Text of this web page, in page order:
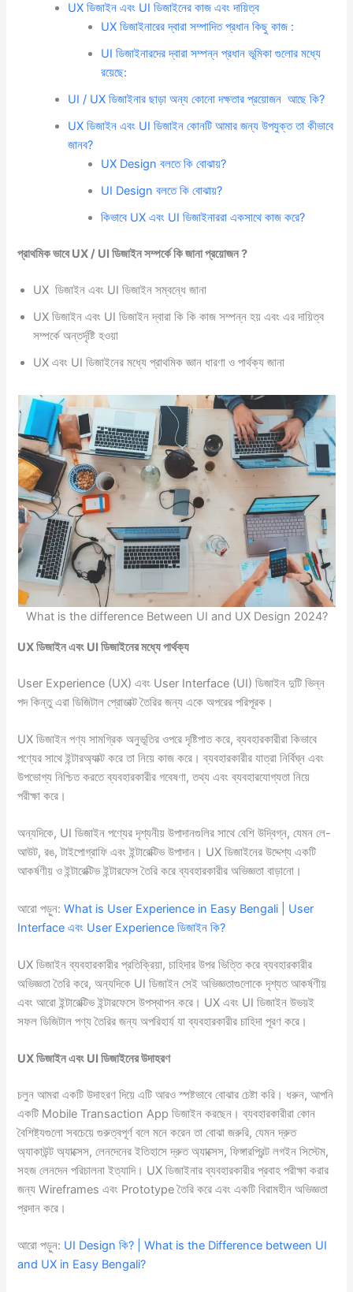
UX ডিজাইন এবং UI ডিজাইনের কাজ এবং দায়িত্ব
UX ডিজাইনারের দ্বারা সম্পাদিত প্রধান কিছু কাজ :
UI ডিজাইনারদের দ্বারা সম্পন্ন প্রধান ভূমিকা গুলোর মধ্যে
রয়েছে:
UI / UX ডিজাইনার ছাড়া অন্য কোনো দক্ষতার প্রয়োজন আছে কি?
UX ডিজাইন এবং UI ডিজাইন কোনটি আমার জন্য উপযুক্ত তা কীভাবে
জানব?
UX Design বলতে কি বোঝায়?
UI Design বলতে কি বোঝায়?
কিভাবে UX এবং UI ডিজাইনাররা একসাথে কাজ করে?
প্রাথমিক ভাবে UX / UI ডিজাইন সম্পর্কে কি জানা প্রয়োজন ?
UX ডিজাইন এবং UI ডিজাইন সম্বন্ধে জানা
UX ডিজাইন এবং UI ডিজাইন দ্বারা কি কি কাজ সম্পন্ন হয় এবং এর দায়িত্ব
সম্পর্কে অন্তর্দৃষ্টি হওয়া
UX এবং UI ডিজাইনের মধ্যে প্রাথমিক জ্ঞান ধারণা ও পার্থক্য জানা
What is the difference Between UI and UX Design 2024?
UX ডিজাইন এবং UI ডিজাইনের মধ্যে পার্থক্য
User Experience (UX) এবং User Interface (UI) ডিজাইন দুটি ভিন্ন
পদ কিন্তু এরা ডিজিটাল প্রোডাক্ট তৈরির জন্য একে অপরের পরিপূরক।
UX ডিজাইন পণ্য সামগ্রিক অনুভূতির ওপরে দৃষ্টিপাত করে, ব্যবহারকারীরা কিভাবে
পণ্যের সাথে ইন্টারঅ্যাক্ট করে তা নিয়ে কাজ করে। ব্যবহারকারীর যাত্রা নির্বিঘ্ন এবং
উপভোগ্য নিশ্চিত করতে ব্যবহারকারীর গবেষণা, তথ্য এবং ব্যবহারযোগ্যতা নিয়ে
পরীক্ষা করে।
অন্যদিকে, UI ডিজাইন পণ্যের দৃশ্যনীয় উপাদানগুলির সাথে বেশি উদ্বিগ্ন, যেমন লে-
আউট, রঙ, টাইপোগ্রাফি এবং ইন্টারেক্টিভ উপাদান। UX ডিজাইনের উদ্দেশ্য একটি
আকর্ষণীয় ওইন্টারেক্টিভ ইন্টারফেস তৈরি করে ব্যবহারকারীর অভিজ্ঞতা বাড়ানো।
আরো পড়ুন:What is User Experience in Easy Bengali | User
Interface এবং User Experience ডিজাইন কি?
UX ডিজাইন ব্যবহারকারীর প্রতিক্রিয়া, চাহিদার উপর ভিত্তি করে ব্যবহারকারীর
অভিজ্ঞতা তৈরি করে, অন্যদিকে UI ডিজাইন সেই অভিজ্ঞতাগুলোকে দৃশ্যত আকর্ষণীয়
এবং আরো ইন্টারেক্টিভ ইন্টারফেসে উপস্থাপন করে। UX এবং UI ডিজাইন উভয়ই
সফল ডিজিটাল পণ্য তৈরির জন্য অপরিহার্য যা ব্যবহারকারীর চাহিদা পূরণ করে।
UX ডিজাইন এবং UI ডিজাইনের উদাহরণ
চলুন আমরা একটি উদাহরণ দিয়ে এটি আরও স্পষ্টভাবে বোঝার চেষ্টা করি। ধরুন, আপনি
একটি Mobile Transaction App ডিজাইন করছেন। ব্যবহারকারীরা কোন
বৈশিষ্ট্যগুলো সবচেয়ে গুরুত্বপূর্ণ বলে মনে করেন তা বোঝা জরুরি, যেমন দ্রুত
অ্যাকাউন্ট অ্যাক্সেস, লেনদেনের ইতিহাসে দ্রুত অ্যাক্সেস, ফিঙ্গারপ্রিন্ট লগইন সিস্টেম,
সহজ লেনদেন পরিচালনা ইত্যাদি। UX ডিজাইনার ব্যবহারকারীর প্রবাহ পরীক্ষা করার
জন্য Wireframes এবং Prototype তৈরি করে এবং একটি বিরামহীন অভিজ্ঞতা
প্রদান করে।
আরো পড়ুন: UI Design কি? | What is the Difference between UI
and UX in Easy Bengali?